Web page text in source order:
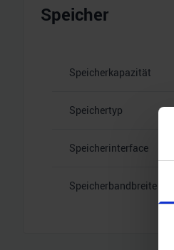
Speicher
Speicherkapazität
Speichertyp
Speicherinterface
Speicherbandbreite